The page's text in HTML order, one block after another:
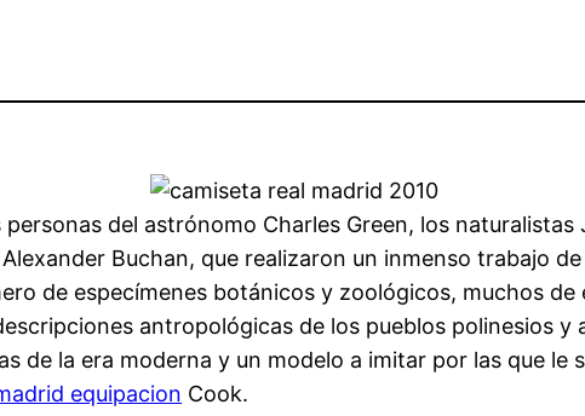
del astrónomo Charles Green, los
Buchan, que realizaron un inmenso trabajo
de especímenes botánicos y zoológicos, muchos
antropológicas de los pueblos polinesios
de la era moderna y un modelo a imitar por las que le
equipacion Cook.